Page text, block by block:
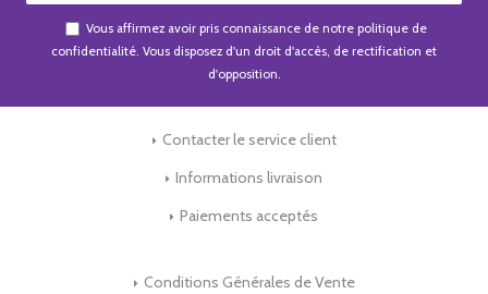
Vous affirmez avoir pris connaissance de notre politique de
confidentialité. Vous disposez d'un droit d'accès, de rectification et
d'opposition.
Contacter le service client
Informations livraison
Paiements acceptés
Conditions Générales de Vente